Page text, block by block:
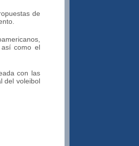
de
así como el
con las
del voleibol